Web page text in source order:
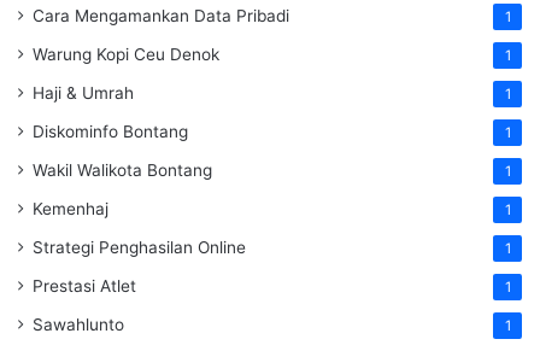
Cara Mengamankan Data Pribadi 1
Warung Kopi Ceu Denok 1
Haji & Umrah 1
Diskominfo Bontang 1
Wakil Walikota Bontang 1
Kemenhaj 1
Strategi Penghasilan Online 1
Prestasi Atlet 1
Sawahlunto 1